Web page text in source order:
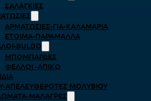
ΣΑΛΑΓΚΙΈΣ
ΑΡΜΑΤΩΣΙΈΣ-ΓΙΑ-ΚΑΛΑΜΆΡΙΑ
ΈΤΟΙΜΑ-ΠΑΡΆΜΑΛΛΑ
BULDO
ΜΠΟΜΠΆΡΔΕΣ
ΦΕΛΛΟΊ -ΑΠΊΚΟ
ΑΠΕΛΕΥΘΕΡΟΤΈΣ ΜΟΛΥΒΙΟΎ
ΜΑΛΆΓΡΕΣ